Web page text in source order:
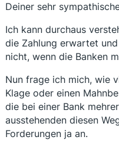
Deiner sehr
Ich kann durchaus
die Zahlung erwartet
nicht, wenn die Banken
Nun frage ich mich, wie
Klage oder einen
die bei einer Bank
ausstehenden diesen
Forderungen ja an.